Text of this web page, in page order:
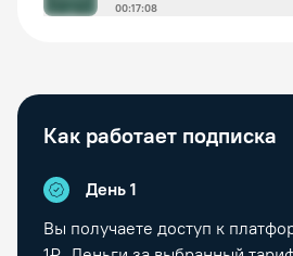
00:17:08
Как работает подписка
День 1
Вы получаете доступ к